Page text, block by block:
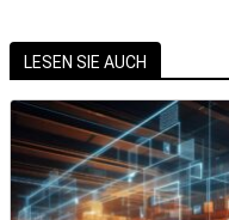
LESEN SIE AUCH